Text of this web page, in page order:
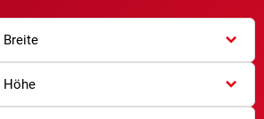
Breite
Höhe